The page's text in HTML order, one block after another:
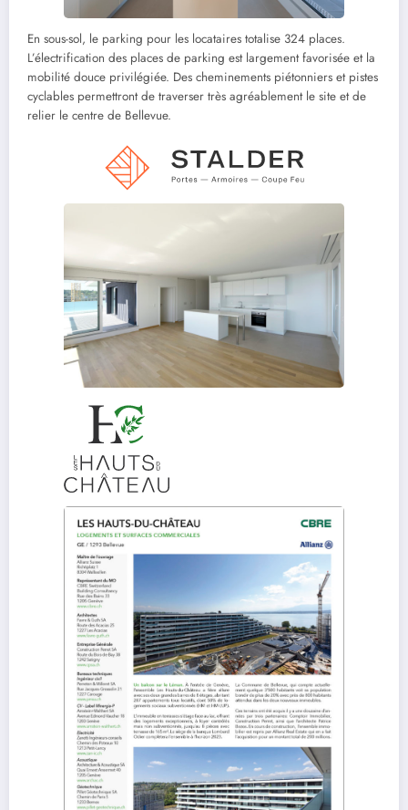
En sous-sol, le parking pour les locataires totalise 324 places.
L’électrification des places de parking est largement favorisée et la
mobilité douce privilégiée. Des cheminements piétonniers et pistes
cyclables permettront de traverser très agréablement le site et de
relier le centre de Bellevue.